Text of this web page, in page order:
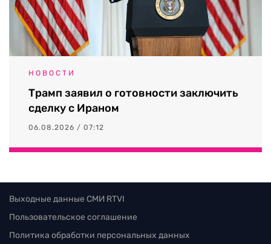
НОВОСТИ
Трамп заявил о готовности заключить
сделку с Ираном
06.08.2026 / 07:12
Выходные данные СМИ RTVI
Пользовательское соглашение
Политика обработки персональных данных